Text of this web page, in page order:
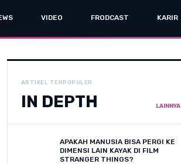
VIDEO FRODCAST KARIR
ARTIKEL TERPOPULER
IN DEPTH LAINNYA
APAKAH MANUSIA BISA PERGI KE
DIMENSI LAIN KAYAK DI FILM
STRANGER THINGS?